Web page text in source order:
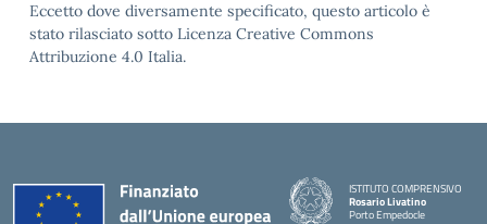
Eccetto dove diversamente specificato, questo articolo è
stato rilasciato sotto Licenza Creative Commons
Attribuzione 4.0 Italia.
ISTITUTO COMPRENSIVO
Rosario Livatino
Porto Empedocle